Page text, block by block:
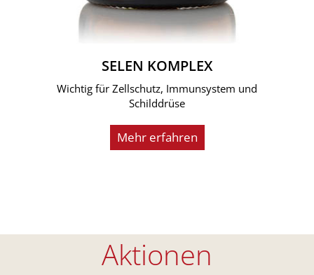
SELEN KOMPLEX
Wichtig für Zellschutz, Immunsystem und
Schilddrüse
Mehr erfahren
Aktionen